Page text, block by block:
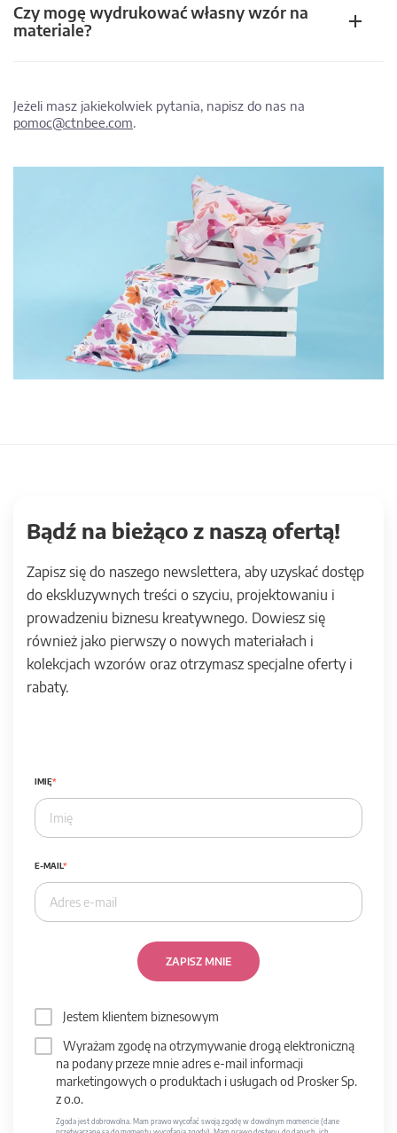
Czy mogę wydrukować własny wzór na
materiale?
Jeżeli masz jakiekolwiek pytania, napisz do nas na
pomoc@ctnbee.com.
Bądź na bieżąco z naszą ofertą!
Zapisz się do naszego newslettera, aby uzyskać dostęp
do ekskluzywnych treści o szyciu, projektowaniu i
prowadzeniu biznesu kreatywnego. Dowiesz się
również jako pierwszy o nowych materiałach i
kolekcjach wzorów oraz otrzymasz specjalne oferty i
rabaty.
IMIĘ
E-MAIL
ZAPISZ MNIE
Jestem klientem biznesowym
Wyrażam zgodę na otrzymywanie drogą elektroniczną
na podany przeze mnie adres e-mail informacji
marketingowych o produktach i usługach od Prosker Sp.
z o.o.
Zgoda jest dobrowolna. Mam prawo wycofać swoją zgodę w dowolnym momencie (dane